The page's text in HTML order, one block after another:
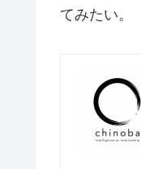
てみたい。